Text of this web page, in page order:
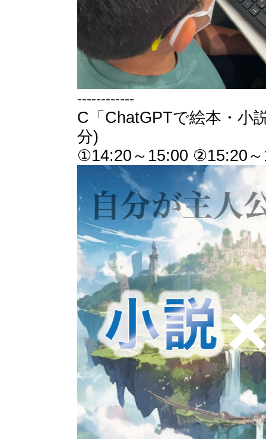
------------
C「ChatGPTで絵本・小
分)
①14:20～15:00 ②15:20